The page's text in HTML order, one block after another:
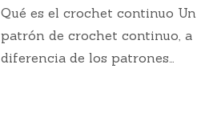
Qué es el crochet continuo Un
patrón de crochet continuo, a
diferencia de los patrones…